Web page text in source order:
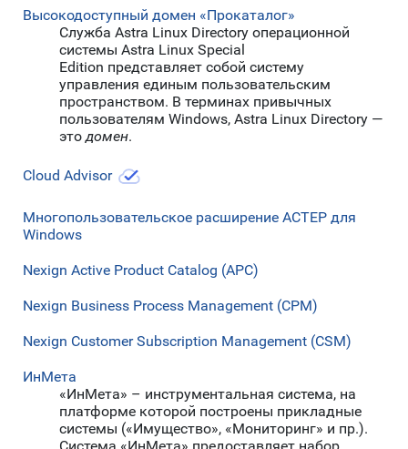
Высокодоступный домен «Прокаталог»
Служба Astra Linux Directory операционной
системы Astra Linux Special
Edition представляет собой систему
управления единым пользовательским
пространством. В терминах привычных
пользователям Windows, Astra Linux Directory —
этодомен.
Cloud Advisor
Многопользовательское расширение АСТЕР для
Windows
Nexign Active Product Catalog (APC)
Nexign Business Process Management (CPM)
Nexign Customer Subscription Management (CSM)
ИнМета
«ИнМета» – инструментальная система, на
платформе которой построены прикладные
системы («Имущество», «Мониторинг» и пр.).